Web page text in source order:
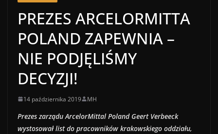
PREZES ARCELORMITTA
POLAND ZAPEWNIA –
NIE PODJĘLIŚMY
DECYZJI!
14 października 2019 MH
Prezes zarządu ArcelorMittal Poland Geert Verbeeck
wystosował list do pracowników krakowskiego oddziału,